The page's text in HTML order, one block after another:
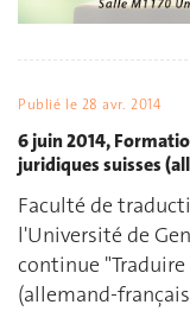
Publié le 28 avr. 2014
6 juin 2014,
juridiques suisses
Faculté de
l'Université de
continue
(allemand-